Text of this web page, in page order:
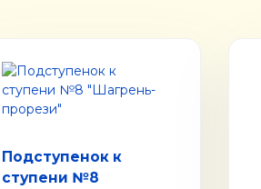
Подступенок к
ступени №8